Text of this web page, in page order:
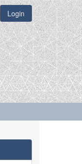
Login